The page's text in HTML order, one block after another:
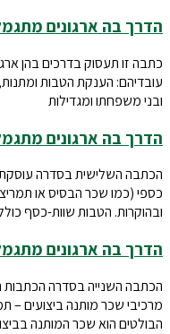
הדרך בה ארגונים
כתבה זו תעסוק בדרכים בהן
עובדיהם: הענקת הטבות
ובני משפחתו ומגדילות
הדרך בה ארגונים
הכתבה השלישית בסדרה עוסקת
כספי (כמו שכר הבסיס או
ובהוקרות. הטבות שוות-כסף
הדרך בה ארגונים
הכתבה השנייה בסדרה הכתבות
מרכיבי שכר מותנה ביצועים –
הבולטים הוא שכר המותנה